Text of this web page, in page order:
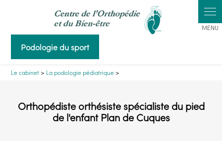
Podologie du sport
Le cabinet> La podologie pédiatrique>
Orthopédiste orthésiste spécialiste du pied
de l'enfant Plan de Cuques